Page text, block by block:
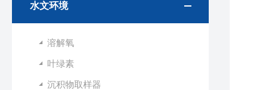
水文环境
溶解氧
叶绿素
沉积物取样器